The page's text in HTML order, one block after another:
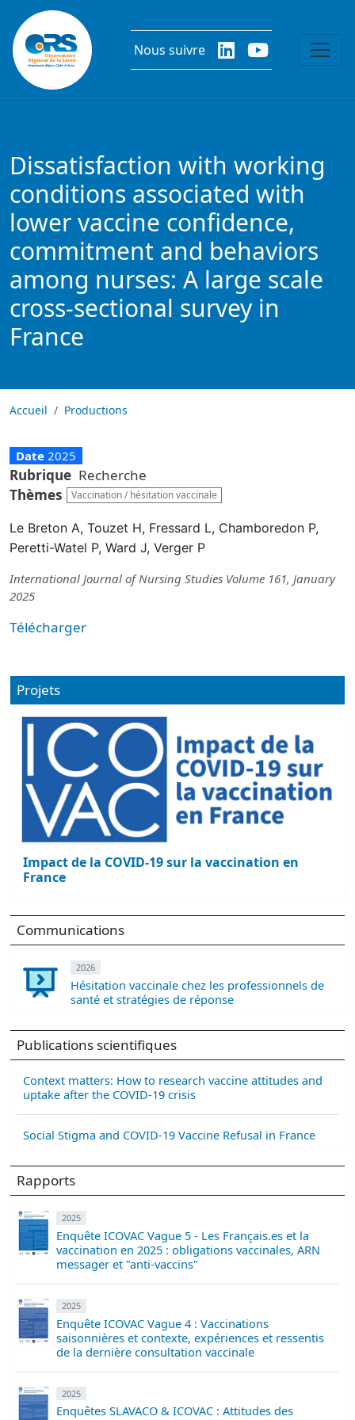
Aller au contenu principal
Nous suivre
Dissatisfaction with working
conditions associated with
lower vaccine confidence,
commitment and behaviors
among nurses: A large scale
cross-sectional survey in
France
Accueil Productions
Date 2025
Rubrique Recherche
Thèmes
Vaccination / hésitation vaccinale
Le Breton A, Touzet H, Fressard L, Chamboredon P,
Peretti-Watel P, Ward J, Verger P
International Journal of Nursing Studies Volume 161, January
2025
Télécharger
Projets
Impact de la COVID-19 sur la vaccination en
France
Communications
2026
Hésitation vaccinale chez les professionnels de
santé et stratégies de réponse
Publications scientifiques
Context matters: How to research vaccine attitudes and
uptake after the COVID-19 crisis
Social Stigma and COVID-19 Vaccine Refusal in France
Rapports
2025
Enquête ICOVAC Vague 5 - Les Français.es et la
vaccination en 2025 : obligations vaccinales, ARN
messager et "anti-vaccins"
2025
Enquête ICOVAC Vague 4 : Vaccinations
saisonnières et contexte, expériences et ressentis
de la dernière consultation vaccinale
2025
Enquêtes SLAVACO & ICOVAC : Attitudes des